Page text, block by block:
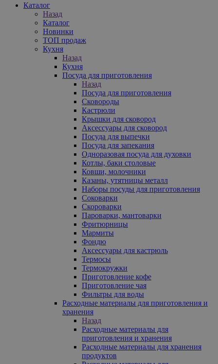
Каталог
Назад
Каталог
Новинки
ТОП продаж
Кухня
Назад
Кухня
Посуда для приготовления
Назад
Посуда для приготовления
Сковороды
Кастрюли
Крышки для сковород
Аксессуары для сковород
Посуда для выпечки
Посуда для запекания
Одноразовая посуда для духовки
Котлы, баки столовые
Ковши, молочники
Казаны, утятницы металл
Наборы посуды для приготовления
Соковарки
Скороварки
Пароварки, мантоварки
Фритюрницы
Мармиты
Фондю
Аксессуары для кастрюль
Термосы
Термокружки
Приготовление кофе
Приготовление чая
Фильтры для воды
Расходные материалы для приготовления и
хранения
Назад
Расходные материалы для
приготовления и хранения
Расходные материалы для хранения
продуктов